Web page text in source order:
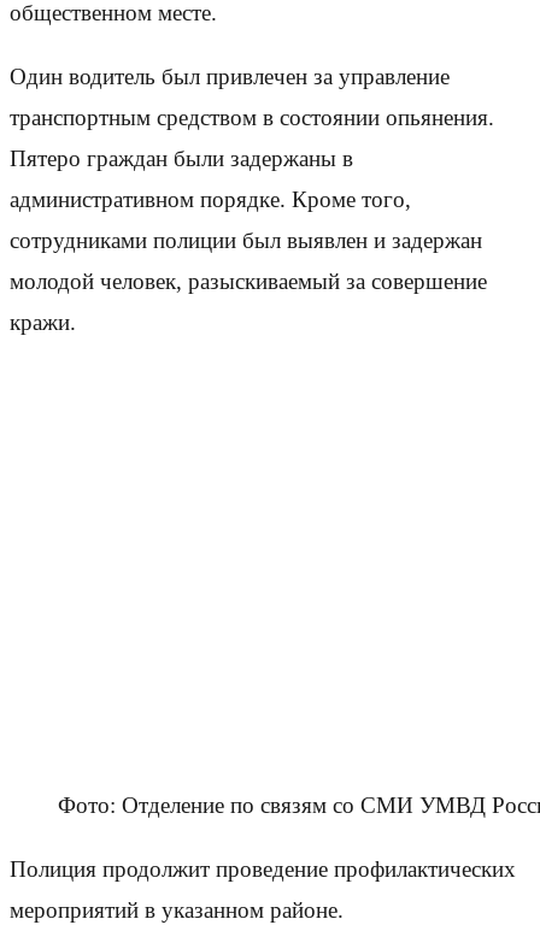
общественном месте.
Один водитель был привлечен за управление
транспортным средством в состоянии опьянения.
Пятеро граждан были задержаны в
административном порядке. Кроме того,
сотрудниками полиции был выявлен и задержан
молодой человек, разыскиваемый за совершение
кражи.
Фото: Отделение по связям со СМИ УМВД
Полиция продолжит проведение профилактических
мероприятий в указанном районе.